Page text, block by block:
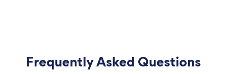
Frequently Asked Questions